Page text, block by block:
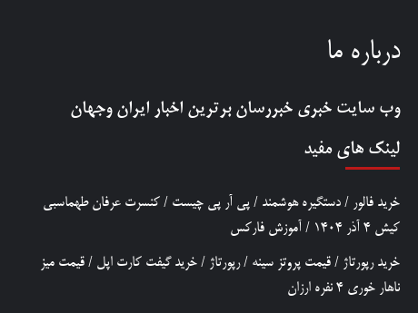
درباره ما
وب سایت خبری خبررسان برترین اخبار ایران وجهان
لینک های مفید
خرید فالور / دستگیره هوشمند / پی آر پی چیست / کنسرت عرفان طهماسبی
کیش 4 آذر 1404
/ آموزش فارکس
خرید رپورتاژ / قیمت پروتز سینه /رپورتاژ / خرید گیفت کارت اپل / قیمت میز
ناهار خوری 4 نفره ارزان